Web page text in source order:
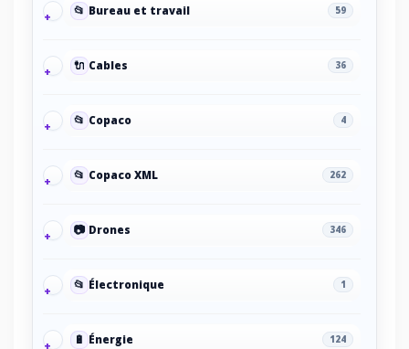
📂 Bureau et travail 59
🔌 Cables 36
📂 Copaco 4
📂 Copaco XML 262
📷 Drones 346
📂 Électronique 1
🔋 Énergie 124